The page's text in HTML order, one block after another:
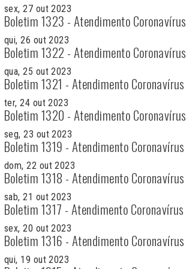
sex, 27 out 2023
Boletim 1323 - Atendimento Coronavírus
qui, 26 out 2023
Boletim 1322 - Atendimento Coronavírus
qua, 25 out 2023
Boletim 1321 - Atendimento Coronavírus
ter, 24 out 2023
Boletim 1320 - Atendimento Coronavírus
seg, 23 out 2023
Boletim 1319 - Atendimento Coronavírus
dom, 22 out 2023
Boletim 1318 - Atendimento Coronavírus
sab, 21 out 2023
Boletim 1317 - Atendimento Coronavírus
sex, 20 out 2023
Boletim 1316 - Atendimento Coronavírus
qui, 19 out 2023